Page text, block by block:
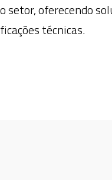
oferecendo
técnicas.